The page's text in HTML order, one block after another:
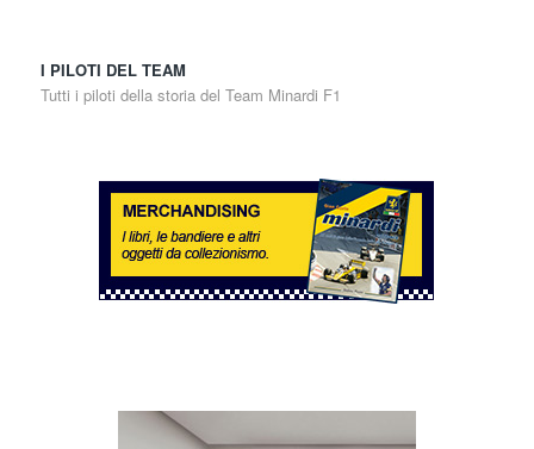
I PILOTI DEL TEAM
Tutti i piloti della storia del Team Minardi F1